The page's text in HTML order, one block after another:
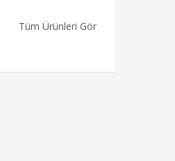
Tüm Ürünleri Gör